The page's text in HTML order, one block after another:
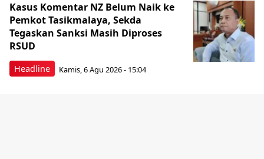
Headline
Kasus Komentar NZ Belum Naik ke
Pemkot Tasikmalaya, Sekda
Tegaskan Sanksi Masih Diproses
RSUD
Kamis, 6 Agu 2026 - 15:04